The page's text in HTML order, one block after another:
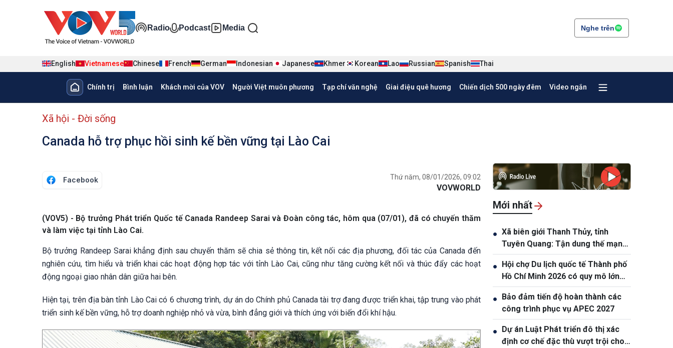
Đa phương tiện tiếng Việt
Radio Podcast Media Nghe trên
English Vietnamese Chinese French German Indonesian Japanese Khmer Korean Lao Russian Spanish Thai
Main navigation
Chính trị Bình luận Khách mời của VOV Người Việt muôn phương Tạp chí văn nghệ Giai điệu quê hương Chiến dịch 500 ngày đêm Video ngắn
menu phụ tiếng Việt
Xã hội - Đời sống
Canada hỗ trợ phục hồi sinh kế bền vững tại Lào Cai
Facebook Thứ năm, 08/01/2026, 09:02
VOVWORLD
(VOV5) - Bộ trưởng Phát triển Quốc tế Canada Randeep Sarai và Đoàn công tác, hôm qua (07/01), đã có chuyến thăm
và làm việc tại tỉnh Lào Cai.
Bộ trưởng Randeep Sarai khẳng định sau chuyến thăm sẽ chia sẻ thông tin, kết nối các địa phương, đối tác của Canada đến
nghiên cứu, tìm hiểu và triển khai các hoạt động hợp tác với tỉnh Lào Cai, cũng như tăng cường kết nối và thúc đẩy các hoạt
động ngoại giao nhân dân giữa hai bên.
Hiện tại, trên địa bàn tỉnh Lào Cai có 6 chương trình, dự án do Chính phủ Canada tài trợ đang được triển khai, tập trung vào phát
triển sinh kế bền vững, hỗ trợ doanh nghiệp nhỏ và vừa, bình đẳng giới và thích ứng với biến đổi khí hậu.
Mới nhất
● Xã biên giới Thanh Thủy, tỉnh
Tuyên Quang: Tận dung thế mạnh
tự nhiên để nâng cao đời sống
nhân dân
● Hội chợ Du lịch quốc tế Thành phố
Hồ Chí Minh 2026 có quy mô lớn
nhất từ trước đến nay
● Bảo đảm tiến độ hoàn thành các
công trình phục vụ APEC 2027
● Dự án Luật Phát triển đô thị xác
định cơ chế đặc thù vượt trội cho